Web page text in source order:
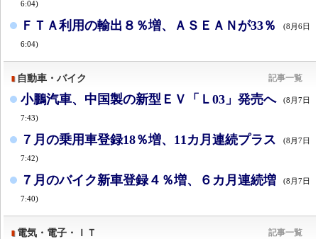
6:04)
ＦＴＡ利用の輸出８％増、ＡＳＥＡＮが33％ (8月6日
6:04)
自動車・バイク 記事一覧
小鵬汽車、中国製の新型ＥＶ「Ｌ03」発売へ (8月7日
7:43)
７月の乗用車登録18％増、11カ月連続プラス (8月7日
7:42)
７月のバイク新車登録４％増、６カ月連続増 (8月7日
7:40)
電気・電子・ＩＴ 記事一覧